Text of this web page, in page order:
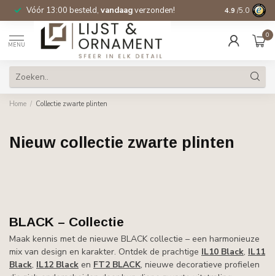
Vóór 13:00 besteld, vandaagverzonden! Gratis
4.9 /5.0
MENU
0
Home / Collectie zwarte plinten
Nieuw collectie zwarte plinten
BLACK – Collectie
Maak kennis met de nieuwe BLACK collectie – een harmonieuze
mix van design en karakter. Ontdek de prachtige IL10 Black, IL11
Black, IL12 Black en FT2 BLACK, nieuwe decoratieve profielen